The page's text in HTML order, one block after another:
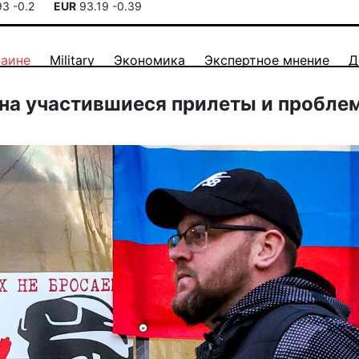
-0.2 EUR 93.19 -0.39
Military Экономика Экспертное мнение
участившиеся прилеты и